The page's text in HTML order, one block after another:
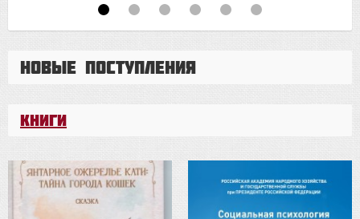
Новые поступления
Книги